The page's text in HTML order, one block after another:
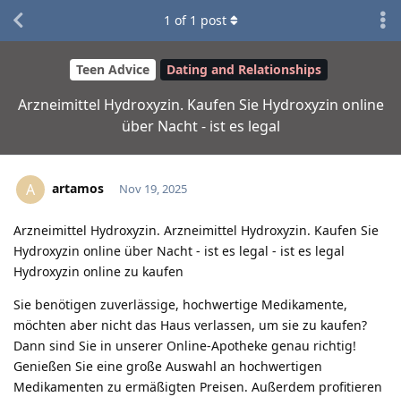
Teen Advice Dating and Relationships
Arzneimittel Hydroxyzin. Kaufen Sie Hydroxyzin online
über Nacht - ist es legal
1 of 1 post
A artamos Nov 19, 2025
Arzneimittel Hydroxyzin. Arzneimittel Hydroxyzin. Kaufen Sie
Hydroxyzin online über Nacht - ist es legal - ist es legal
Hydroxyzin online zu kaufen
Sie benötigen zuverlässige, hochwertige Medikamente,
möchten aber nicht das Haus verlassen, um sie zu kaufen?
Dann sind Sie in unserer Online-Apotheke genau richtig!
Genießen Sie eine große Auswahl an hochwertigen
Medikamenten zu ermäßigten Preisen. Außerdem profitieren